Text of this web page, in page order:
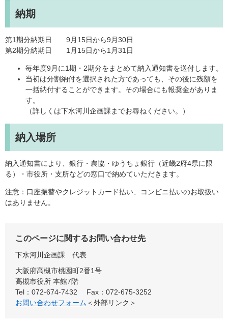
納期
第1期分納期日 9月15日から9月30日
第2期分納期日 1月15日から1月31日
毎年度9月に1期・2期分をまとめて納入通知書を送付します。
当初は分割納付を選択された方であっても、その後に残額を
一括納付することができます。その場合にも報奨金がありま
す。
（詳しくは下水河川企画課までお尋ねください。）
納入場所
納入通知書により、銀行・農協・ゆうちょ銀行（近畿2府4県に限
る）・市役所・支所などの窓口で納めていただきます。
注意：口座振替やクレジットカード払い、コンビニ払いのお取扱い
はありません。
このページに関するお問い合わせ先
下水河川企画課
代表
大阪府高槻市桃園町2番1号
高槻市役所 本館7階
Tel：072-674-7432
Fax：072-675-3252
お問い合わせフォーム ＜外部リンク＞